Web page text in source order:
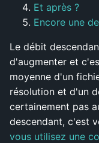
Et après ?
Encore une
Le débit
d'augmenter et
moyenne d'un
résolution et d'un
certainement pas
descendant, c'est
vous utilisez une